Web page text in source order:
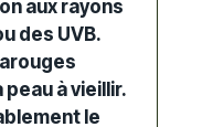
aux rayons
des UVB.
à vieillir.
le